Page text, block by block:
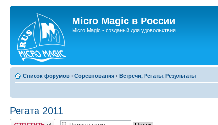
Micro Magic в России
Micro Magic - созданый для удовольствия
Список форумов ‹ Соревнования ‹ Встречи, Регаты, Результаты
Регата 2011
Ответить